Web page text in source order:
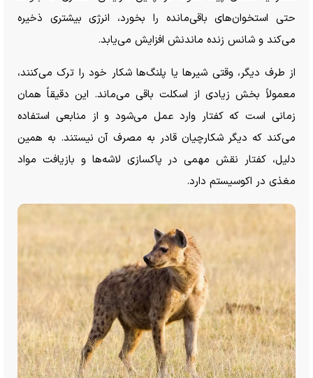
حتی استخوان‌های باقی‌مانده را بخورد، انرژی بیشتری ذخیره
می‌کند و شانس زنده ماندنش افزایش می‌یابد.
از طرف دیگر، وقتی شیر‌ها یا پلنگ‌ها شکار خود را ترک می‌کنند،
معمولاً بخش زیادی از اسکلت باقی می‌ماند. این دقیقاً همان
زمانی است که کفتار وارد عمل می‌شود و از منابعی استفاده
می‌کند که دیگر شکارچیان قادر به مصرف آن نیستند. به همین
دلیل، کفتار نقش مهمی در پاکسازی لاشه‌ها و بازیافت مواد
مغذی در اکوسیستم دارد.